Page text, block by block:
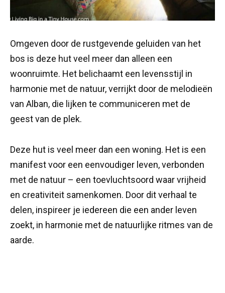
Omgeven door de rustgevende geluiden van het
bos is deze hut veel meer dan alleen een
woonruimte. Het belichaamt een levensstijl in
harmonie met de natuur, verrijkt door de melodieën
van Alban, die lijken te communiceren met de
geest van de plek.
Deze hut is veel meer dan een woning. Het is een
manifest voor een eenvoudiger leven, verbonden
met de natuur – een toevluchtsoord waar vrijheid
en creativiteit samenkomen. Door dit verhaal te
delen, inspireer je iedereen die een ander leven
zoekt, in harmonie met de natuurlijke ritmes van de
aarde.